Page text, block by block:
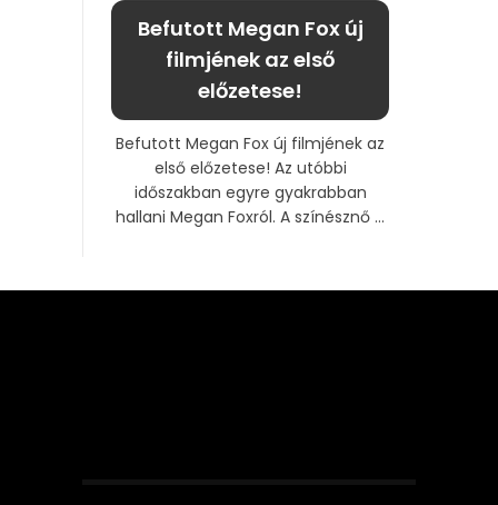
Befutott Megan Fox új
filmjének az első
előzetese!
Befutott Megan Fox új filmjének az
első előzetese! Az utóbbi
időszakban egyre gyakrabban
hallani Megan Foxról. A színésznő ...